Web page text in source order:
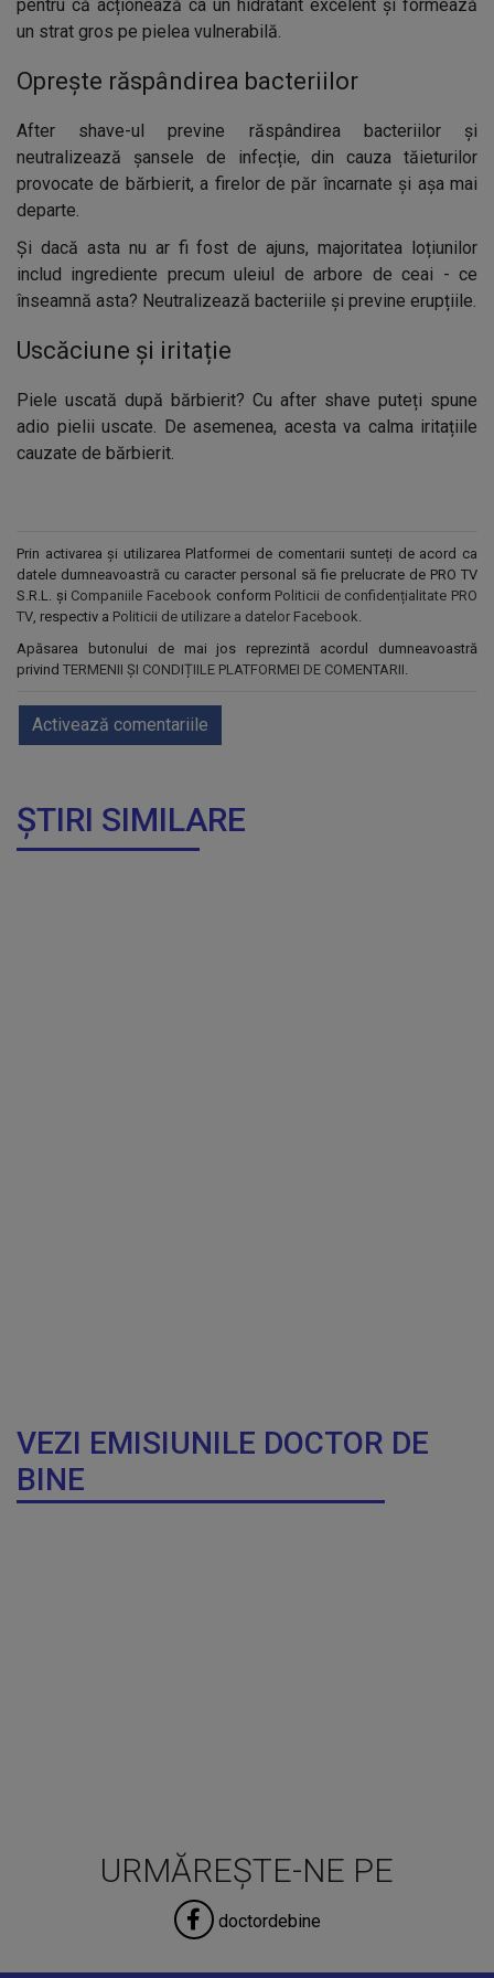
pentru că acționează ca un hidratant excelent și formează
un strat gros pe pielea vulnerabilă.
Oprește răspândirea bacteriilor
After shave-ul previne răspândirea bacteriilor și
neutralizează șansele de infecție, din cauza tăieturilor
provocate de bărbierit, a firelor de păr încarnate și așa mai
departe.
Și dacă asta nu ar fi fost de ajuns, majoritatea loțiunilor
includ ingrediente precum uleiul de arbore de ceai - ce
înseamnă asta? Neutralizează bacteriile și previne erupțiile.
Uscăciune și iritație
Piele uscată după bărbierit? Cu after shave puteți spune
adio pielii uscate. De asemenea, acesta va calma iritațiile
cauzate de bărbierit.
Prin activarea și utilizarea Platformei de comentarii sunteți de acord ca
datele dumneavoastră cu caracter personal să fie prelucrate de PRO TV
S.R.L. și Companiile Facebook conform Politicii de confidențialitate PRO
TV, respectiv a Politicii de utilizare a datelor Facebook.
Apăsarea butonului de mai jos reprezintă acordul dumneavoastră
privind TERMENII ȘI CONDIȚIILE PLATFORMEI DE COMENTARII.
Activează comentariile
ȘTIRI SIMILARE
VEZI EMISIUNILE DOCTOR DE
BINE
URMĂREȘTE-NE PE
doctordebine